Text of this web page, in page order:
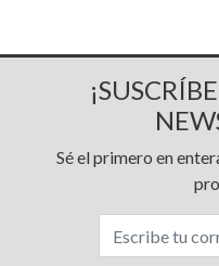
Sé el primero en